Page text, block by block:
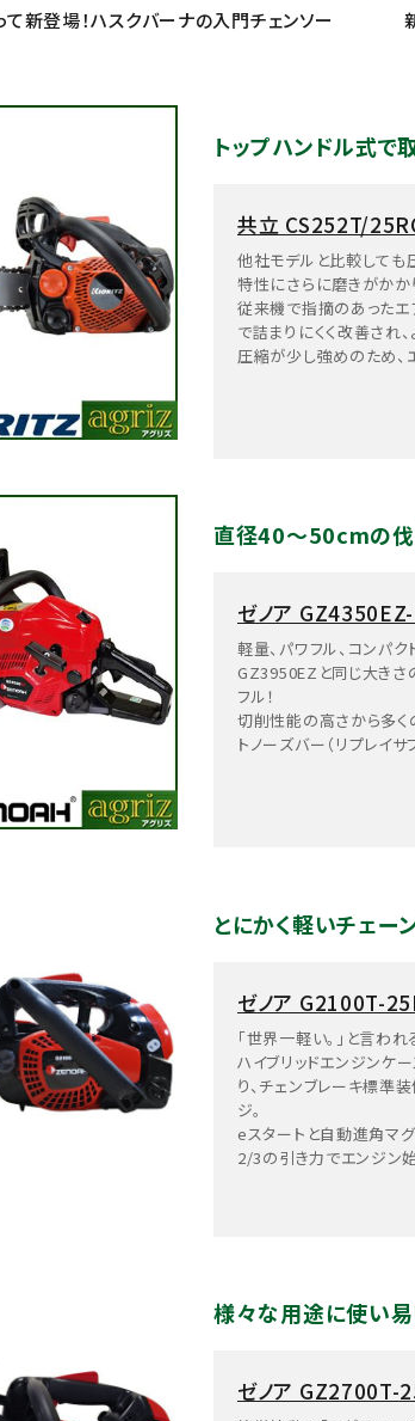
て新登場！ハスクバーナの入門チェンソー
トップハンドル式で
共立 CS252T/
他社モデルと比較して
特性にさらに磨きがかか
従来機で指摘のあったエ
で詰まりにくく改善され
圧縮が少し強めのため、
直径40～50cmの伐
ゼノア
軽量、パワフル、コンパ
GZ3950EZと同じ大きさ
フル！
切削性能の高さから多く
トノーズバー（リプレイ
とにかく軽いチェー
ゼノア G2100T-
「世界一軽い。」と言わ
ハイブリッドエンジンケ
り、チェンブレーキ標準
ジ。
eスタートと自動進角マ
2/3の引き力でエンジン
様々な用途に使い易
ゼノア GZ2700T-